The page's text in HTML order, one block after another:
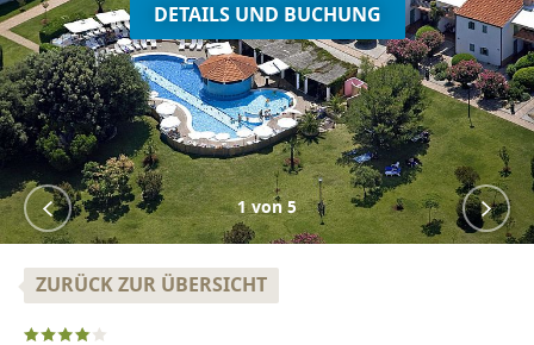
DETAILS UND BUCHUNG
1von 5
ZURÜCK ZUR ÜBERSICHT